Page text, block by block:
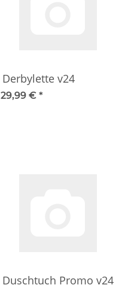
Derbylette v24
29,99 € *
Duschtuch Promo v24